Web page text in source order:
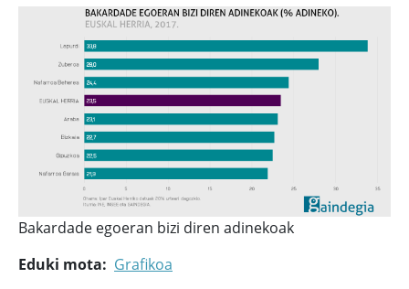
Bakardade egoeran bizi diren adinekoak
Eduki mota
Grafikoa